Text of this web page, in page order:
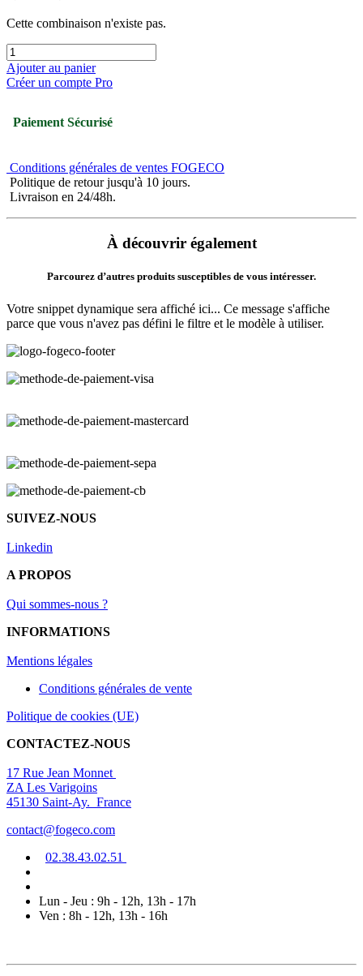
Cette combinaison n'existe pas.
Ajouter au panier
Créer un compte Pro
Paiement Sécurisé
Conditions générales de ventes FOGECO
Politique de retour jusqu'à 10 jours.
Livraison en 24/48h.
À découvrir également
Parcourez d’autres produits susceptibles de vous intéresser.
Votre snippet dynamique sera affiché ici... Ce message s'affiche
parce que vous n'avez pas défini le filtre et le modèle à utiliser.
SUIVEZ-NOUS
Linkedin
A PROPOS
Qui sommes-nous ?
INFORMATIONS
Mentions légales
Conditions générales de vente
Politique de cookies (UE)
CONTACTEZ-NOUS
17 Rue Jean Monnet
ZA Les Varigoins
45130 Saint-Ay. France
contact@fogeco.com
02.38.43.02.51
Lun - Jeu : 9h - 12h, 13h - 17h
Ven : 8h - 12h, 13h - 16h